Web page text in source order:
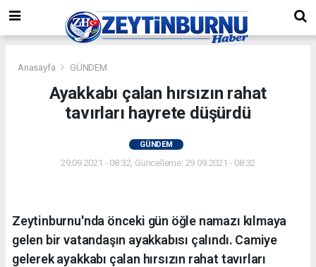
Anasayfa GÜNDEM
Ayakkabı çalan hırsızın rahat
tavırları hayrete düşürdü
GÜNDEM
29.09.2021 - 08:32, Güncelleme: 29.09.2021 - 08:32
Zeytinburnu'nda önceki gün öğle namazı kılmaya
gelen bir vatandaşın ayakkabısı çalındı. Camiye
gelerek ayakkabı çalan hırsızın rahat tavırları